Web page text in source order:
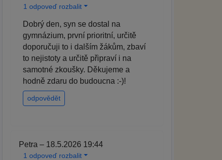
1 odpoveď rozbalit
Dobrý den, syn se dostal na
gymnázium, první prioritní, určitě
doporučuji to i dalším žákům, zbaví
to nejistoty a určitě připraví i na
samotné zkoušky. Děkujeme a
hodně zdaru do budoucna :-)!
odpovědět
Petra – 18.5.2026 19:44
1 odpoveď rozbalit